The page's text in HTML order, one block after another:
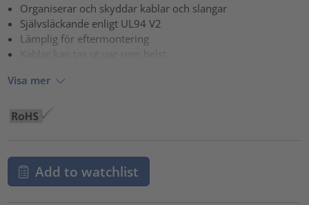
Organiserar och skyddar kablar och slangar
Självsläckande enligt UL94 V2
Lämplig för eftermontering
Visa mer
Add to watchlist